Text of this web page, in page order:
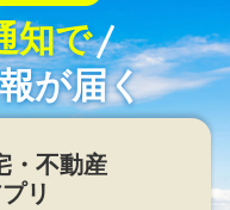
知で
が届く
・不動産
リ